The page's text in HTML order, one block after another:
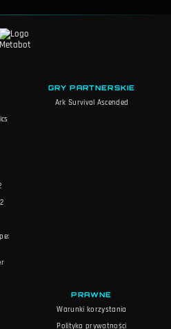
GRY PARTNERSKIE
Ark Survival Ascended
PRAWNE
Warunki korzystania
Polityka prywatności